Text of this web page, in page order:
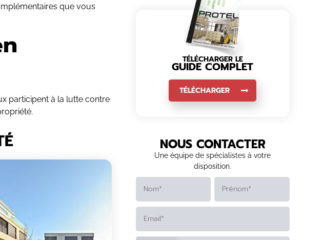
que vous
participent à la lutte contre
TÉLÉCHARGER LE
GUIDE COMPLET
TÉLÉCHARGER
NOUS CONTACTER
Une équipe de spécialistes à votre
disposition.